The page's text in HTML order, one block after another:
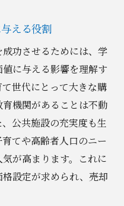
ドを把握する
ら学ぶ売却テクニッ
果を最大化する
える役割
功させるためには、学
に与える影響を理解す
世代にとって大きな購
機関があることは不動
公共施設の充実度も生
てや高齢者人口のニー
が高まります。これに
設定が求められ、売却